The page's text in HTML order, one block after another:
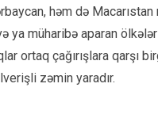
həm də Macarıstan
ya müharibə aparan
ortaq çağırışlara qarşı
zəmin yaradır.